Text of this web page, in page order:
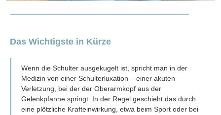
Das Wichtigste in Kürze
Wenn die Schulter ausgekugelt ist, spricht man in der
Medizin von einer Schulterluxation – einer akuten
Verletzung, bei der der Oberarmkopf aus der
Gelenkpfanne springt. In der Regel geschieht das durch
eine plötzliche Krafteinwirkung, etwa beim Sport oder bei